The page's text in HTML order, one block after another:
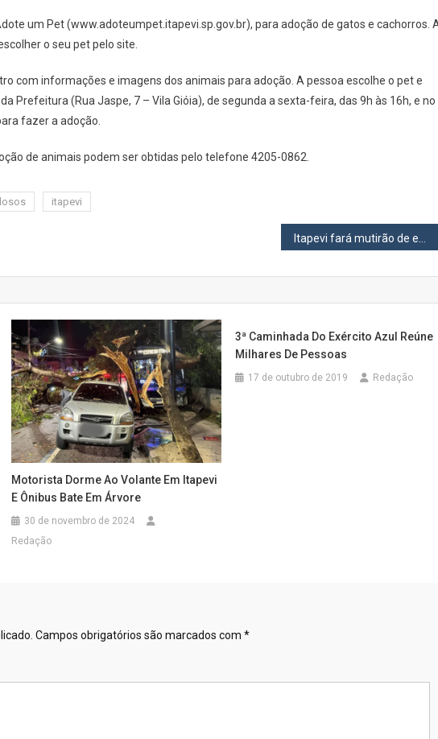
um Pet (www.adoteumpet.itapevi.sp.gov.br), para adoção de gatos e cachorros.
o seu pet pelo site.
com informações e imagens dos animais para adoção. A pessoa escolhe o pet e
Prefeitura (Rua Jaspe, 7 – Vila Gióia), de segunda a sexta-feira, das 9h às 16h, e no
fazer a adoção.
de animais podem ser obtidas pelo telefone 4205-0862.
itapevi
Itapevi fará mutirão de emprego com 1,3 mil vagas no dia 17
Motorista Dorme Ao Volante Em Itapevi
E Ônibus Bate Em Árvore
30 de novembro de 2024
Redação
3ª Caminhada Do Exército Azul Reúne
Milhares De Pessoas
17 de outubro de 2019 Redação
Campos obrigatórios são marcados com *